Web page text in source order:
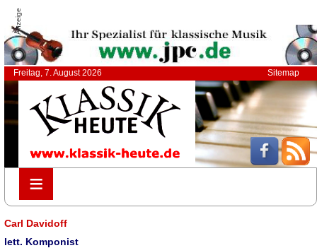
Anzeige
Freitag, 7. August 2026 Sitemap
≡
≡
Carl Davidoff
lett. Komponist